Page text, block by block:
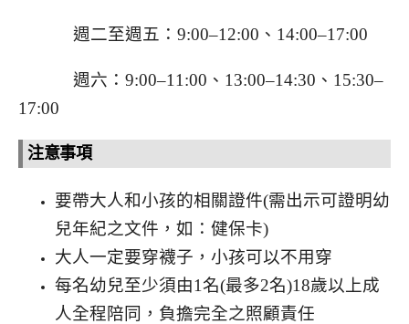
週二至週五：9:00–12:00、14:00–17:00
週六：9:00–11:00、13:00–14:30、15:30–
17:00
注意事項
要帶大人和小孩的相關證件(需出示可證明幼
兒年紀之文件，如：健保卡)
大人一定要穿襪子，小孩可以不用穿
每名幼兒至少須由1名(最多2名)18歲以上成
人全程陪同，負擔完全之照顧責任